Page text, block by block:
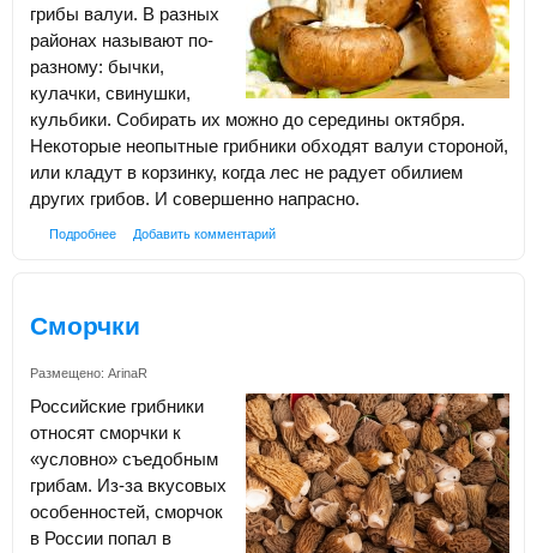
грибы валуи. В разных
районах называют по-
разному: бычки,
кулачки, свинушки,
кульбики. Собирать их можно до середины октября.
Некоторые неопытные грибники обходят валуи стороной,
или кладут в корзинку, когда лес не радует обилием
других грибов. И совершенно напрасно.
Подробнее Добавить комментарий
Сморчки
Размещено: ArinaR
Российские грибники
относят сморчки к
«условно» съедобным
грибам. Из-за вкусовых
особенностей, сморчок
в России попал в